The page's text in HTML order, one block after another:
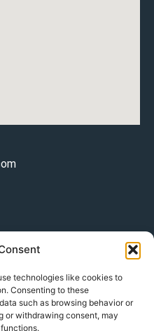
technologies like cookies to
Consenting to these
such as browsing behavior or
or withdrawing consent, may
Vesly